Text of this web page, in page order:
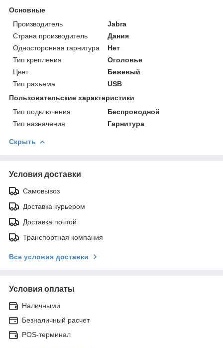
Основные
Производитель
Jabra
Страна производитель
Дания
Односторонняя гарнитура
Нет
Тип крепления
Оголовье
Цвет
Бежевый
Тип разъема
USB
Пользовательские характеристики
Тип подключения
Беспроводной
Тип назначения
Гарнитура
Скрыть
Условия доставки
Самовывоз
Доставка курьером
Доставка почтой
Транспортная компания
Все условия доставки
Условия оплаты
Наличными
Безналичный расчет
POS-терминал